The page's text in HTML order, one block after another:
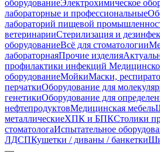
оборудованиеЭлектрохимическое
лабораторные и профессиональные
лабораторий пищевой
ветеринарииСтерилизация и
оборудованиеВсё для стоматологии
лабораторнаяПрочие изделия
профилактики инфекций
оборудованиеМойкиМаски,
перчаткиОборудование для
генетикиОборудование для
нефтепродуктовМедицинская мебель
металлическиеХПК и БПКСтолики
стоматологаИспытательное
ЛДСПКушетки / диваны / банкетки
—